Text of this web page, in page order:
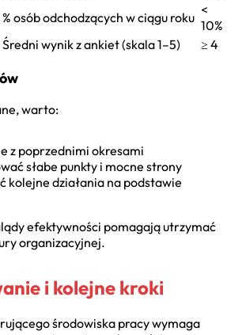
% osób odchodzących w ciągu roku <
10%
Średni wynik z ankiet (skala 1–5) ≥ 4
warto:
z poprzednimi okresami
słabe punkty i mocne strony
kolejne działania na podstawie
efektywności pomagają utrzymać
organizacyjnej.
i kolejne kroki
środowiska pracy wymaga